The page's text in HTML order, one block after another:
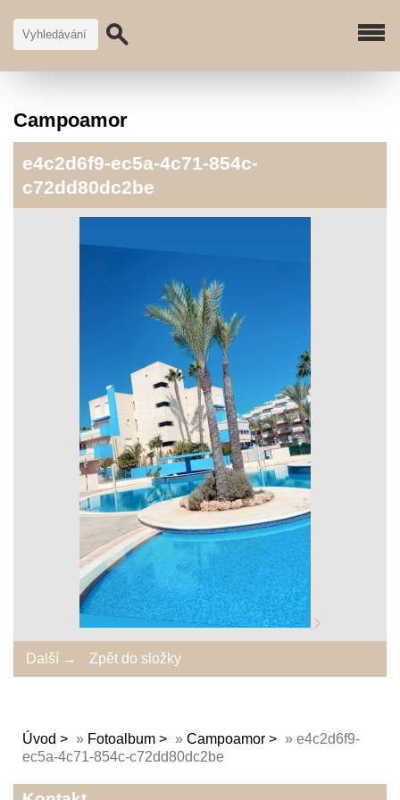
Campoamor
e4c2d6f9-ec5a-4c71-854c-
c72dd80dc2be
Další → Zpět do složky
Úvod » Fotoalbum » Campoamor » e4c2d6f9-
ec5a-4c71-854c-c72dd80dc2be